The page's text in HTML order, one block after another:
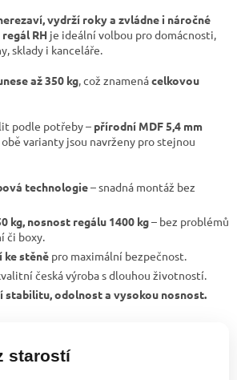
vydrží roky a zvládne i náročné
RH je ideální volbou pro domácnosti,
sklady i kanceláře.
až 350 kg, což znamenácelkovou
podle potřeby – přírodní MDF 5,4 mm
obě varianty jsou navrženy pro stejnou
technologie– snadná montáž bez
kg, nosnost regálu 1400 kg– bez problémů
či boxy.
ke stěně pro maximální bezpečnost.
česká výroba s dlouhou životností.
stabilitu, odolnost a vysokou nosnost.
starostí